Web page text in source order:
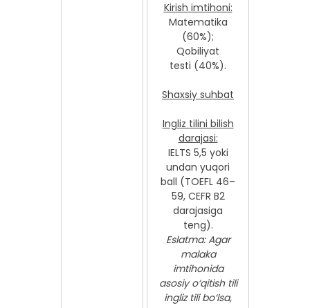
Kirish imtihoni:
Matematika
(60%);
Qobiliyat
testi (40%).
Shaxsiy suhbat
Ingliz tilini bilish
darajasi:
IELTS 5,5 yoki
undan yuqori
ball (TOEFL 46–
59, CEFR B2
darajasiga
teng).
Eslatma: Agar
malaka
imtihonida
asosiy o‘qitish tili
ingliz tili bo‘lsa,